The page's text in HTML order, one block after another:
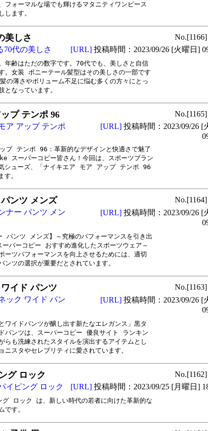
フォーマルな場でも輝けるマタニティワンピース
します。
美しさ No.[1166]
70代の美しさ [URL] 投稿時間：2023/09/26 [火曜日]
年齢はただの数字です。70代でも、美しさと自信
。女装 ポニーテール髪型はその美しさの一部です
の薄さやボリューム不足に悩む多くの方々にとっ
となっています。
プ テンポ 96 No.[1165]
ア アップ テンポ
[URL] 投稿時間：2023/09/26 [
プ テンポ 96：革新的なデザインと快適さで魅了
スーパーコピー皆さん！今回は、スポーツブラン
シューズ、「ナイキエア モア アップ テンポ 96
す。
ンツ メンズ No.[1164]
ナー パンツ メン
[URL] 投稿時間：2023/09/26 [
パンツ メンズ】～究極のパフォーマンスを引き出
パーコピー おすすめ進化したスポーツウェア～
ーツパフォーマンスを向上させるためには、適切
ンツの選択が重要だとされています。
イド パンツ No.[1163]
ック ワイド パン
[URL] 投稿時間：2023/09/26 [
ワイドパンツが醸し出す新たなエレガンス」黒タ
パンツは、スーパーコピー 優良サイト ランキン
らも洗練されたスタイルを演出するアイテムとし
ニスタやセレブリティに愛されています。
グ ロック No.[1162]
イピング ロック [URL] 投稿時間：2023/09/25 [月曜日]
ロック は、新しい時代の若者に向けた革新的な
です。